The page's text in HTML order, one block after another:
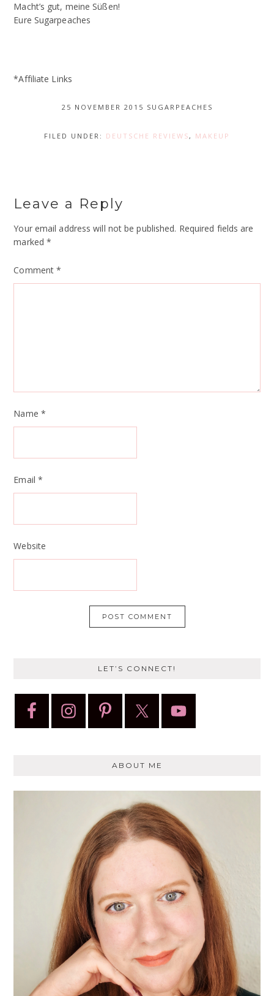
Macht’s gut, meine Süßen!
Eure Sugarpeaches
*Affiliate Links
25 NOVEMBER 2015 SUGARPEACHES
FILED UNDER: DEUTSCHE REVIEWS, MAKEUP
Leave a Reply
Your email address will not be published. Required fields are
marked*
Comment*
Name *
Email *
Website
LET’S CONNECT!
ABOUT ME